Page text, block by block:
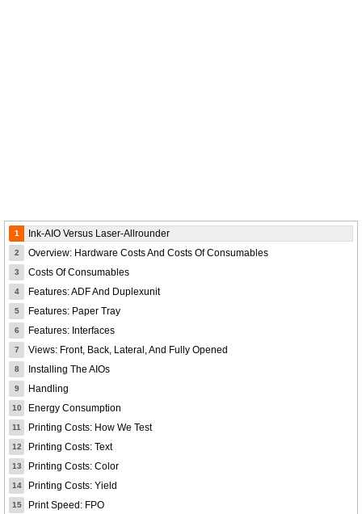
1 Ink-AIO Versus Laser-Allrounder
2 Overview: Hardware Costs And Costs Of Consumables
3 Costs Of Consumables
4 Features: ADF And Duplexunit
5 Features: Paper Tray
6 Features: Interfaces
7 Views: Front, Back, Lateral, And Fully Opened
8 Installing The AIOs
9 Handling
10 Energy Consumption
11 Printing Costs: How We Test
12 Printing Costs: Text
13 Printing Costs: Color
14 Printing Costs: Yield
15 Print Speed: FPO